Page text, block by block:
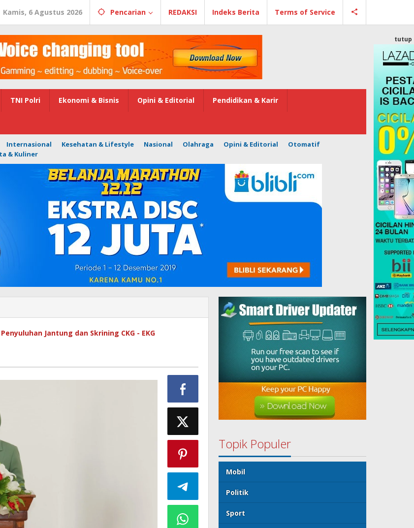
Kamis, 6 Agustus 2026 Pencarian REDAKSI Indeks Berita Terms of Service
TNI Polri Ekonomi & Bisnis Opini & Editorial Pendidikan & Karir
Internasional Kesehatan & Lifestyle Nasional Olahraga Opini & Editorial
Otomatif
& Kuliner
tutup
Jantung dan Skrining CKG - EKG
Topik Populer
Mobil
Politik
Sport